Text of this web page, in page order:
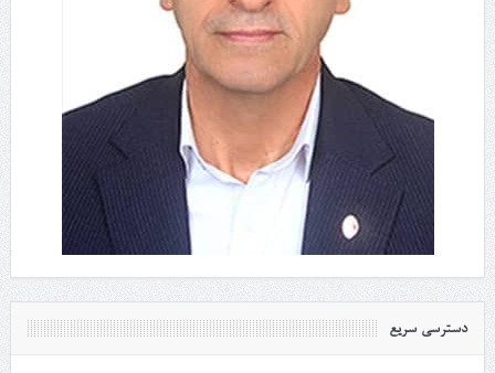
دسترسی سریع